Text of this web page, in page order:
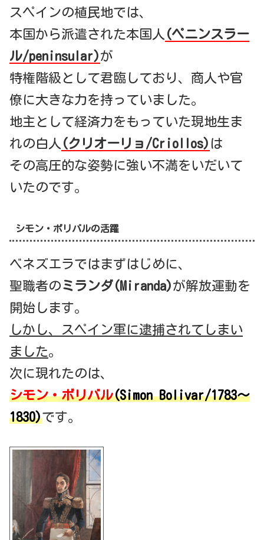
スペインの植民地では、
本国から派遣された本国人 (ペニンスラー
ル/peninsular)が
特権階級として君臨しており、商人や官
僚に大きな力を持っていました。
地主として経済力をもっていた現地生ま
れの白人 (クリオーリョ/Criollos) は
その高圧的な姿勢に強い不満をいだいて
いたのです。
シモン・ボリバルの活躍
ベネズエラではまずはじめに、
聖職者のミランダ(Miranda)が解放運動を
開始します。
しかし、スペイン軍に逮捕されてしまい
ました。
次に現れたのは、
シモン・ボリバル(Simon Bolivar/1783～
1830)です。